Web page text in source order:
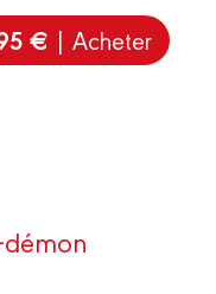
€ | Acheter